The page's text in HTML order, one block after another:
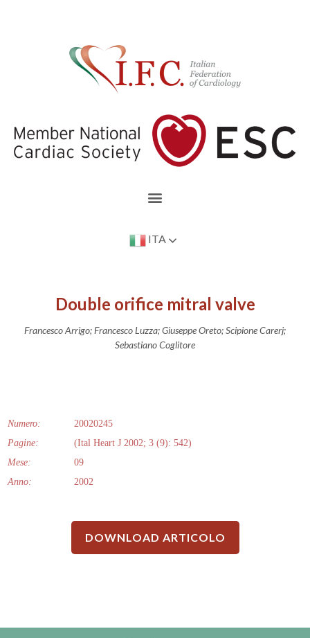
ITA
Double orifice mitral valve
Francesco Arrigo; Francesco Luzza; Giuseppe Oreto; Scipione Carerj;
Sebastiano Coglitore
Numero:
20020245
Pagine:
(Ital Heart J 2002; 3 (9): 542)
Mese:
09
Anno:
2002
DOWNLOAD ARTICOLO